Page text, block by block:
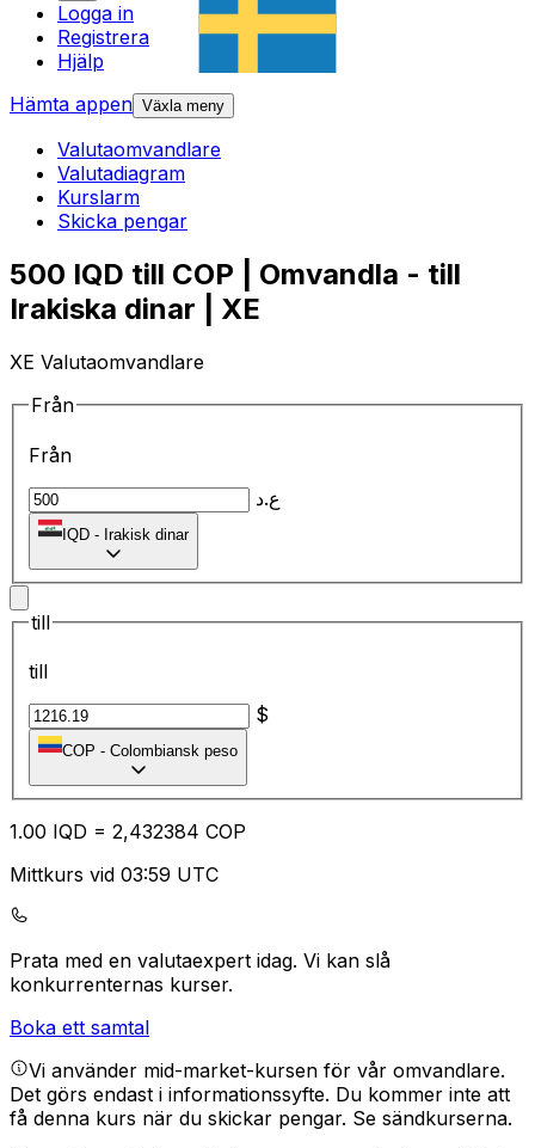
Logga in
Registrera
Hjälp
Hämta appen Växla meny
Valutaomvandlare
Valutadiagram
Kurslarm
Skicka pengar
500 IQD till COP | Omvandla - till
Irakiska dinar | XE
XE Valutaomvandlare
Från
Från
ع.د
IQD - Irakisk dinar
till
till
$
COP - Colombiansk peso
1.00 IQD = 2,432384 COP
Mittkurs vid 03:59 UTC
Prata med en valutaexpert idag. Vi kan slå
konkurrenternas kurser.
Boka ett samtal
Vi använder mid-market-kursen för vår omvandlare.
Det görs endast i informationssyfte. Du kommer inte att
få denna kurs när du skickar pengar. Se sändkurserna.